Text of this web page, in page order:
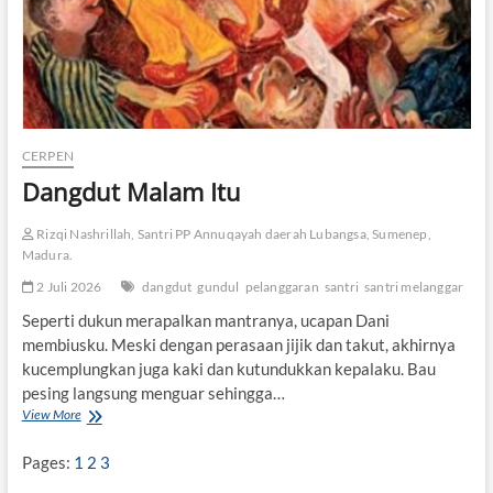
CERPEN
Dangdut Malam Itu
Rizqi Nashrillah, Santri PP Annuqayah daerah Lubangsa, Sumenep,
Madura.
2 Juli 2026
dangdut gundul pelanggaran santri santri melanggar
Seperti dukun merapalkan mantranya, ucapan Dani
membiusku. Meski dengan perasaan jijik dan takut, akhirnya
kucemplungkan juga kaki dan kutundukkan kepalaku. Bau
pesing langsung menguar sehingga…
View MoreD
g
Pages: 1 2 3